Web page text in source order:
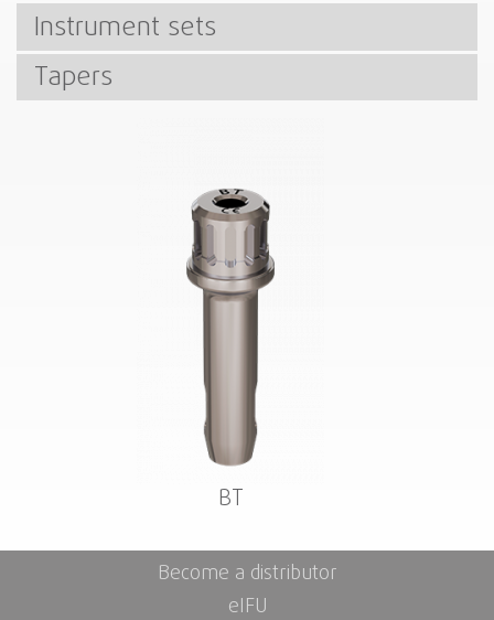
Instrument sets
Tapers
BT
Become a distributor
eIFU